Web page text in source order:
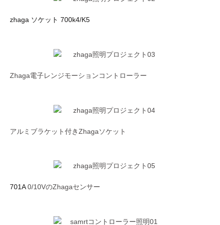
zhaga ソケット 700k4/K5
Zhaga電子レンジモーションコントローラー
アルミブラケット付きZhagaソケット
701A0/10VのZhagaセンサー